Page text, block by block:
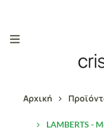
Αρχική
LAMBERTS -